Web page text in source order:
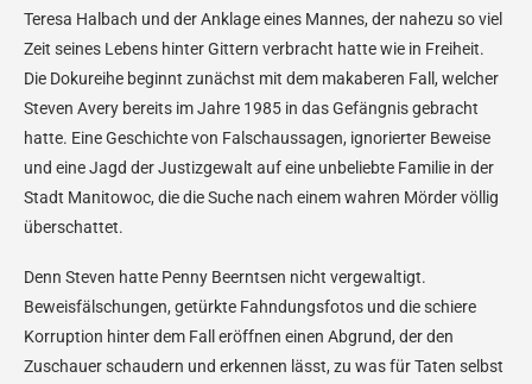
Teresa Halbach und der Anklage eines Mannes, der nahezu so viel
Zeit seines Lebens hinter Gittern verbracht hatte wie in Freiheit.
Die Dokureihe beginnt zunächst mit dem makaberen Fall, welcher
Steven Avery bereits im Jahre 1985 in das Gefängnis gebracht
hatte. Eine Geschichte von Falschaussagen, ignorierter Beweise
und eine Jagd der Justizgewalt auf eine unbeliebte Familie in der
Stadt Manitowoc, die die Suche nach einem wahren Mörder völlig
überschattet.
Denn Steven hatte Penny Beerntsen nicht vergewaltigt.
Beweisfälschungen, getürkte Fahndungsfotos und die schiere
Korruption hinter dem Fall eröffnen einen Abgrund, der den
Zuschauer schaudern und erkennen lässt, zu was für Taten selbst